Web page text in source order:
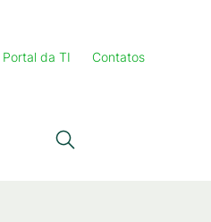
Portal da TI Contatos